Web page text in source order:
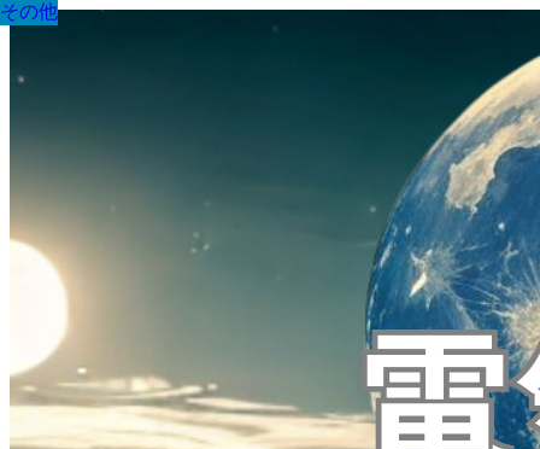
その他
その他
その他
その他
その他
その他
その他
その他
その他